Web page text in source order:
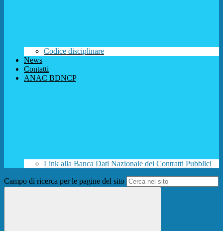
Codice disciplinare
News
Contatti
ANAC BDNCP
Link alla Banca Dati Nazionale dei Contratti Pubblici
Campo di ricerca per le pagine del sito